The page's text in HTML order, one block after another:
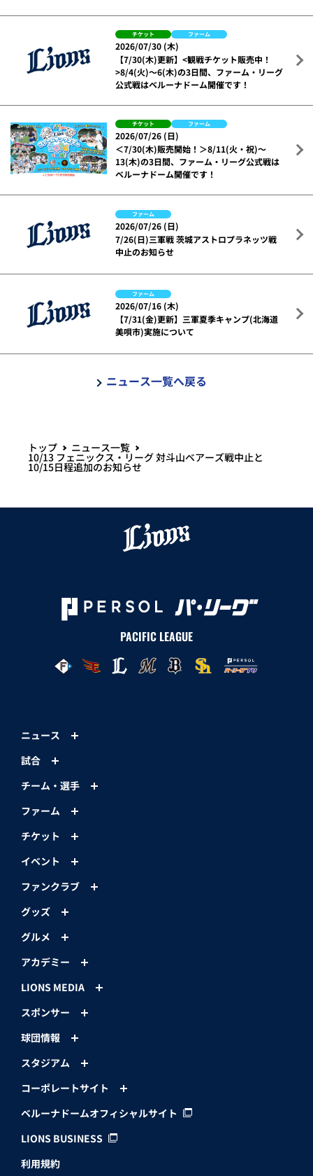
チケット ファーム
2026/07/30 (木)
【7/30(木)更新】<観戦チケット販売中！
>8/4(火)～6(木)の3日間、ファーム・リーグ
公式戦はベルーナドーム開催です！
チケット ファーム
2026/07/26 (日)
＜7/30(木)販売開始！＞8/11(火・祝)～
13(木)の3日間、ファーム・リーグ公式戦は
ベルーナドーム開催です！
ファーム
2026/07/26 (日)
7/26(日)三軍戦 茨城アストロプラネッツ戦
中止のお知らせ
ファーム
2026/07/16 (木)
【7/31(金)更新】三軍夏季キャンプ(北海道
美唄市)実施について
ニュース一覧へ戻る
トップ ニュース一覧
10/13 フェニックス・リーグ 対斗山ベアーズ戦中止と
10/15日程追加のお知らせ
PACIFIC LEAGUE
ニュース
試合
チーム・選手
ファーム
チケット
イベント
ファンクラブ
グッズ
グルメ
アカデミー
LIONS MEDIA
スポンサー
球団情報
スタジアム
コーポレートサイト
ベルーナドームオフィシャルサイト
LIONS BUSINESS
利用規約